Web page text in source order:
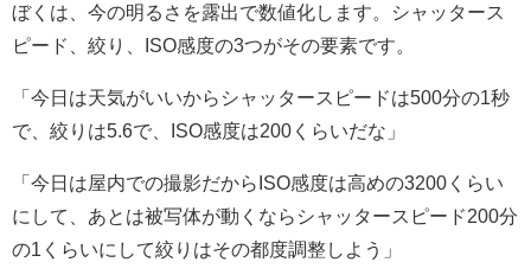
ぼくは、今の明るさを露出で数値化します。シャッタース
ピード、絞り、ISO感度の3つがその要素です。
「今日は天気がいいからシャッタースピードは500分の1秒
で、絞りは5.6で、ISO感度は200くらいだな」
「今日は屋内での撮影だからISO感度は高めの3200くらい
にして、あとは被写体が動くならシャッタースピード200分
の1くらいにして絞りはその都度調整しよう」